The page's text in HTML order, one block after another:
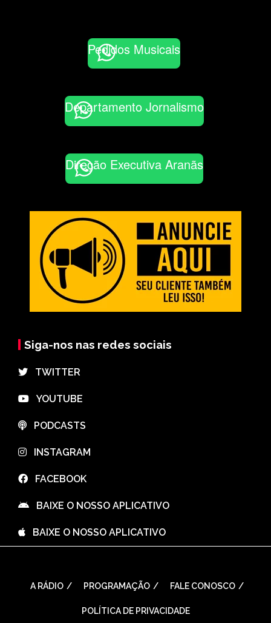
Pedidos Musicais
Departamento Jornalismo
Direção Executiva Aranãs
Siga-nos nas redes sociais
⠀TWITTER
⠀YOUTUBE
⠀PODCASTS
⠀INSTAGRAM
⠀FACEBOOK
⠀BAIXE O NOSSO APLICATIVO
⠀BAIXE O NOSSO APLICATIVO
A RÁDIO PROGRAMAÇÃO FALE CONOSCO
POLÍTICA DE PRIVACIDADE